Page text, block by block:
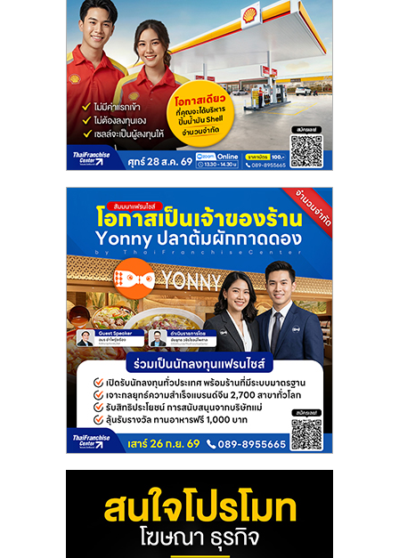
ไชส์
ขาย
แฟ
ไชส์
แฟ
ไชส์
ขาย
หน้า